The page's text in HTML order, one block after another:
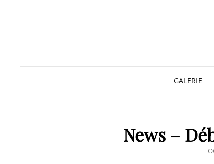
GALERIE
News –